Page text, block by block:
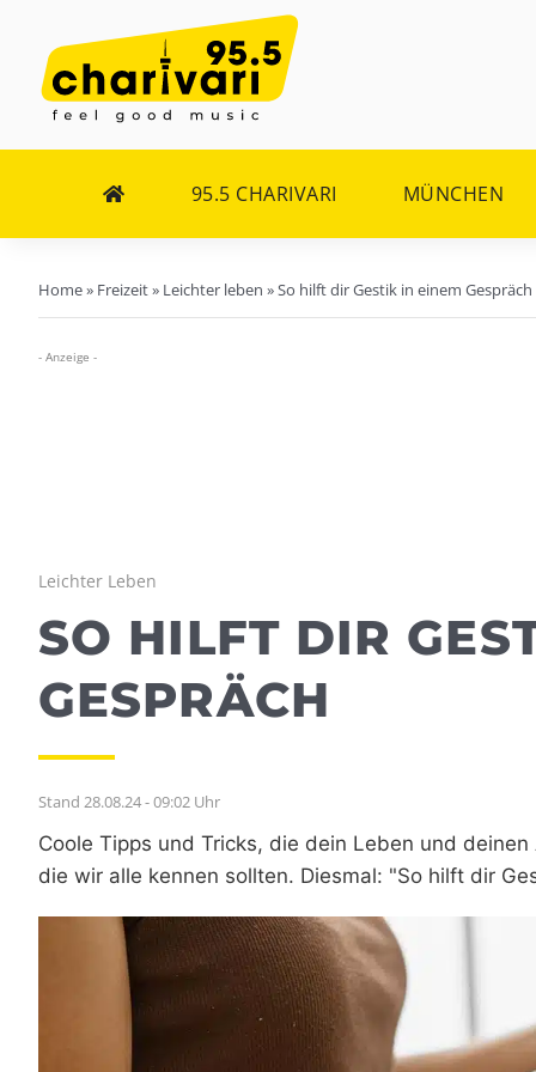
Inhalt
springen
95.5 CHARIVARI MÜNCHEN
Home» Freizeit» Leichter leben »So hilft dir Gestik in einem Gespräch
- Anzeige -
Leichter Leben
SO HILFT DIR
GESPRÄCH
Stand 28.08.24 - 09:02 Uhr
Coole Tipps und Tricks, die dein Leben und
die wir alle kennen sollten. Diesmal: "So hilft dir